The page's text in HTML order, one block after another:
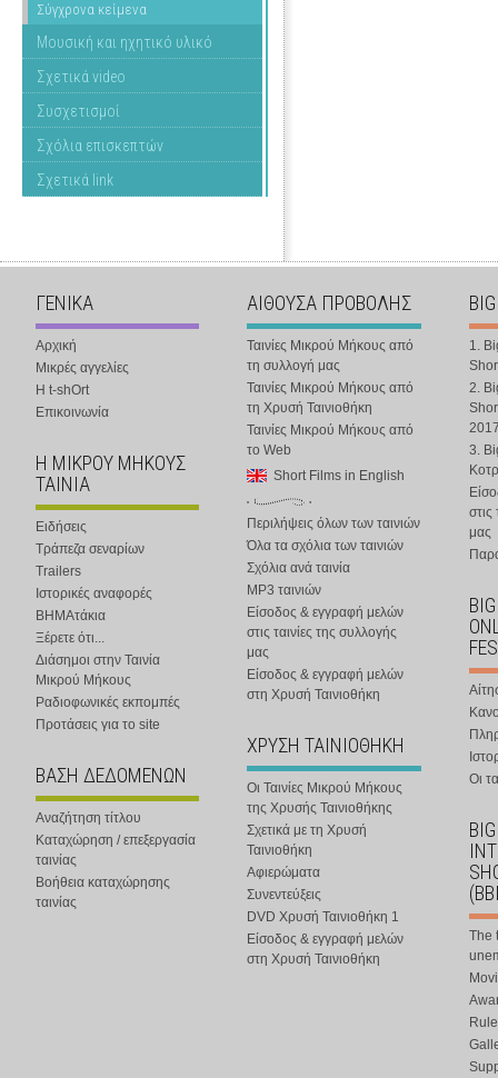
Σύγχρονα κείμενα
Μουσική και ηχητικό υλικό
Σχετικά video
Συσχετισμοί
Σχόλια επισκεπτών
Σχετικά link
ΓΕΝΙΚΑ
Αρχική
Μικρές αγγελίες
Η t-shOrt
Επικοινωνία
Η ΜΙΚΡΟΥ ΜΗΚΟΥΣ
ΤΑΙΝΙΑ
Ειδήσεις
Τράπεζα σεναρίων
Trailers
Ιστορικές αναφορές
ΒΗΜΑτάκια
Ξέρετε ότι...
Διάσημοι στην Ταινία
Μικρού Μήκους
Ραδιοφωνικές εκπομπές
Προτάσεις για το site
ΒΑΣΗ ΔΕΔΟΜΕΝΩΝ
Αναζήτηση τίτλου
Καταχώρηση / επεξεργασία
ταινίας
Βοήθεια καταχώρησης
ταινίας
ΑΙΘΟΥΣΑ ΠΡΟΒΟΛΗΣ
Ταινίες Μικρού Μήκους από
τη συλλογή μας
Ταινίες Μικρού Μήκους από
τη Χρυσή Ταινιοθήκη
Ταινίες Μικρού Μήκους από
το Web
Short Films in English
Περιλήψεις όλων των ταινιών
Όλα τα σχόλια των ταινιών
Σχόλια ανά ταινία
MP3 ταινιών
Είσοδος & εγγραφή μελών
στις ταινίες της συλλογής
μας
Είσοδος & εγγραφή μελών
στη Χρυσή Ταινιοθήκη
ΧΡΥΣΗ ΤΑΙΝΙΟΘΗΚΗ
Οι Ταινίες Μικρού Μήκους
της Χρυσής Ταινιοθήκης
Σχετικά με τη Χρυσή
Ταινιοθήκη
Αφιερώματα
Συνεντεύξεις
DVD Χρυσή Ταινιοθήκη 1
Είσοδος & εγγραφή μελών
στη Χρυσή Ταινιοθήκη
1.
2.
3.
στις
μας
Οι
The